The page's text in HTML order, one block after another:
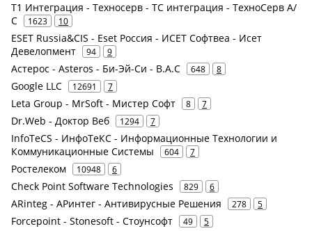
Т1 Интеграция - Техносерв - ТС интеграция - ТехноСерв А/
С
1623 10
ESET Russia&CIS - Eset Россия - ИСЕТ Софтвеа - Исет
Девелопмент
94 9
Астерос - Asteros - Би-Эй-Си - B.A.C 648 8
Google LLC 12691 7
Leta Group - MrSoft - Мистер Софт 8 7
Dr.Web - Доктор Веб 1294 7
InfoTeCS - ИнфоТеКС - Информационные Технологии и
Коммуникационные Системы
604 7
Ростелеком 10948 6
Check Point Software Technologies 829 6
ARinteg - АРинтег - Антивирусные Решения 278 5
Forcepoint - Stonesoft - Стоунсофт 49 5